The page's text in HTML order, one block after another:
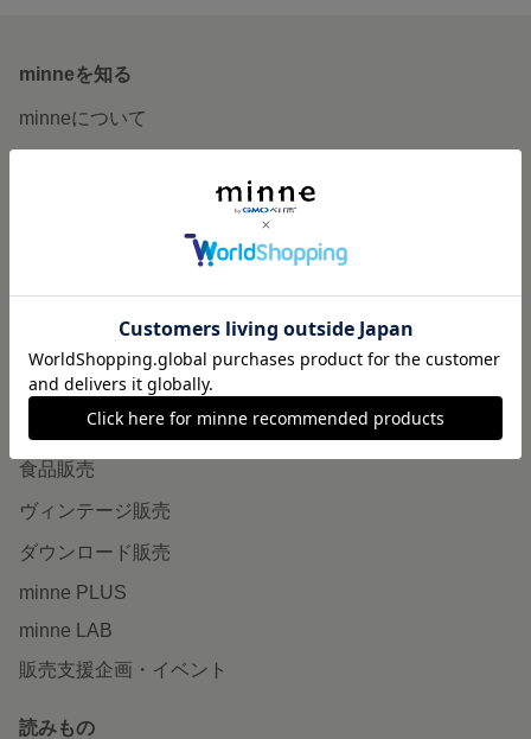
minneを知る
minneについて
作品販売について
minneで売りたい
食品販売
ヴィンテージ販売
ダウンロード販売
minne PLUS
minne LAB
販売支援企画・イベント
読みもの